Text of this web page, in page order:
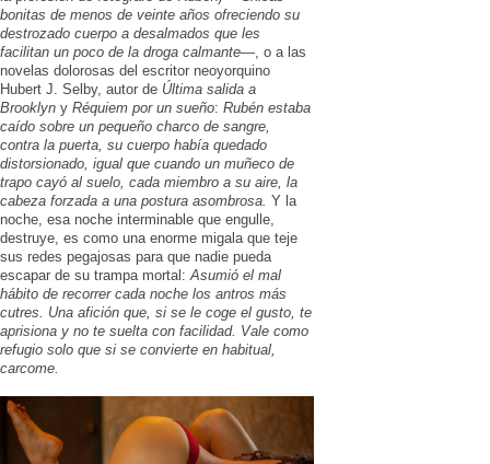
bonitas de menos de veinte años ofreciendo su
destrozado cuerpo a desalmados que les
facilitan un poco de la droga calmante—, o a las
novelas dolorosas del escritor neoyorquino
Hubert J. Selby, autor de Última salida a
Brooklyn y Réquiem por un sueño: Rubén estaba
caído sobre un pequeño charco de sangre,
contra la puerta, su cuerpo había quedado
distorsionado, igual que cuando un muñeco de
trapo cayó al suelo, cada miembro a su aire, la
cabeza forzada a una postura asombrosa. Y la
noche, esa noche interminable que engulle,
destruye, es como una enorme migala que teje
sus redes pegajosas para que nadie pueda
escapar de su trampa mortal:Asumió el mal
hábito de recorrer cada noche los antros más
cutres. Una afición que, si se le coge el gusto, te
aprisiona y no te suelta con facilidad. Vale como
refugio solo que si se convierte en habitual,
carcome.